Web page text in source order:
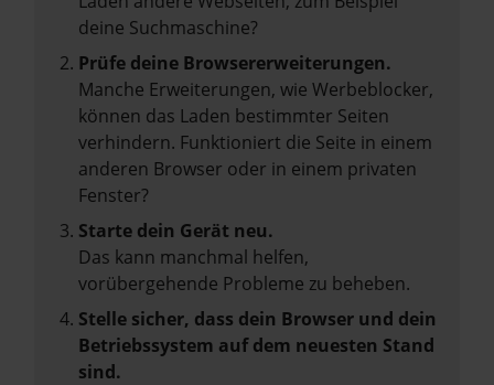
deine Suchmaschine?
Prüfe deine Browsererweiterungen.
Manche Erweiterungen, wie Werbeblocker,
können das Laden bestimmter Seiten
verhindern. Funktioniert die Seite in einem
anderen Browser oder in einem privaten
Fenster?
Starte dein Gerät neu.
Das kann manchmal helfen,
vorübergehende Probleme zu beheben.
Stelle sicher, dass dein Browser und dein
Betriebssystem auf dem neuesten Stand
sind.